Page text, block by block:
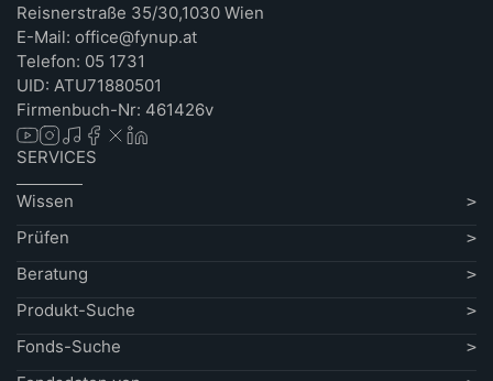
Reisnerstraße 35/30,1030 Wien
E-Mail: office@fynup.at
Telefon: 05 1731
UID: ATU71880501
Firmenbuch-Nr: 461426v
SERVICES
Wissen
Prüfen
Beratung
Produkt-Suche
Fonds-Suche